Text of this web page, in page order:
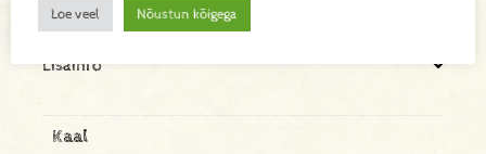
Lisa toode päringukorvi
Lisainfo
Kaal
Loe veel Nõustun kõigega